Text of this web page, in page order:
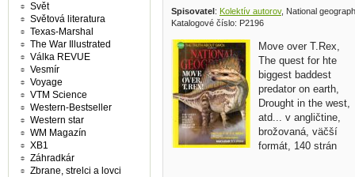
Spisovatel: Kolektív autorov, National
Katalogové číslo: P2196
Move over T.Rex,
The quest for hte
biggest baddest
predator on earth,
Drought in the west,
atd... v angličtine,
brožovaná, väčší
formát, 140 strán
Svět
Světová literatura
Texas-Marshal
The War Illustrated
Válka REVUE
Vesmír
Voyage
VTM Science
Western-Bestseller
Western star
WM Magazín
XB1
Záhradkár
Zbrane, strelci a lovci